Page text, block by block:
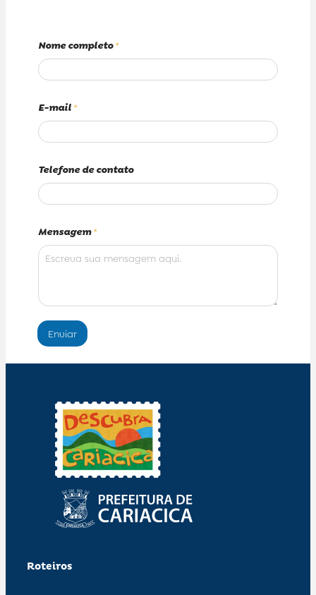
Nome completo*
E-mail *
Telefone de contato
Mensagem*
Enviar
Roteiros